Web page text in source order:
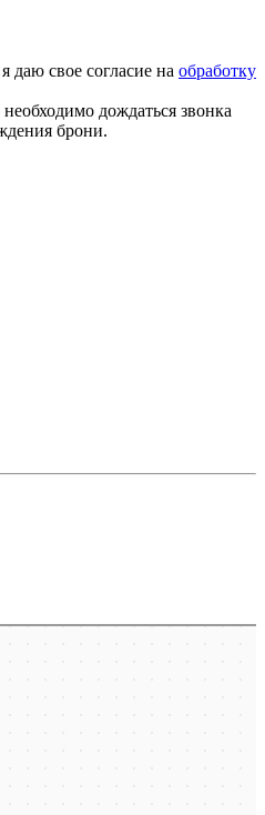
свое согласие на обработку
дождаться звонка
брони.